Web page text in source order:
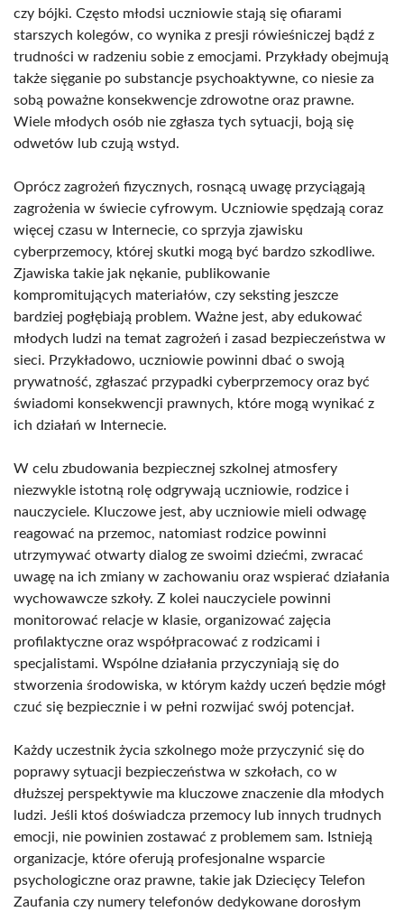
czy bójki. Często młodsi uczniowie stają się ofiarami
starszych kolegów, co wynika z presji rówieśniczej bądź z
trudności w radzeniu sobie z emocjami. Przykłady obejmują
także sięganie po substancje psychoaktywne, co niesie za
sobą poważne konsekwencje zdrowotne oraz prawne.
Wiele młodych osób nie zgłasza tych sytuacji, boją się
odwetów lub czują wstyd.
Oprócz zagrożeń fizycznych, rosnącą uwagę przyciągają
zagrożenia w świecie cyfrowym. Uczniowie spędzają coraz
więcej czasu w Internecie, co sprzyja zjawisku
cyberprzemocy, której skutki mogą być bardzo szkodliwe.
Zjawiska takie jak nękanie, publikowanie
kompromitujących materiałów, czy seksting jeszcze
bardziej pogłębiają problem. Ważne jest, aby edukować
młodych ludzi na temat zagrożeń i zasad bezpieczeństwa w
sieci. Przykładowo, uczniowie powinni dbać o swoją
prywatność, zgłaszać przypadki cyberprzemocy oraz być
świadomi konsekwencji prawnych, które mogą wynikać z
ich działań w Internecie.
W celu zbudowania bezpiecznej szkolnej atmosfery
niezwykle istotną rolę odgrywają uczniowie, rodzice i
nauczyciele. Kluczowe jest, aby uczniowie mieli odwagę
reagować na przemoc, natomiast rodzice powinni
utrzymywać otwarty dialog ze swoimi dziećmi, zwracać
uwagę na ich zmiany w zachowaniu oraz wspierać działania
wychowawcze szkoły. Z kolei nauczyciele powinni
monitorować relacje w klasie, organizować zajęcia
profilaktyczne oraz współpracować z rodzicami i
specjalistami. Wspólne działania przyczyniają się do
stworzenia środowiska, w którym każdy uczeń będzie mógł
czuć się bezpiecznie i w pełni rozwijać swój potencjał.
Każdy uczestnik życia szkolnego może przyczynić się do
poprawy sytuacji bezpieczeństwa w szkołach, co w
dłuższej perspektywie ma kluczowe znaczenie dla młodych
ludzi. Jeśli ktoś doświadcza przemocy lub innych trudnych
emocji, nie powinien zostawać z problemem sam. Istnieją
organizacje, które oferują profesjonalne wsparcie
psychologiczne oraz prawne, takie jak Dziecięcy Telefon
Zaufania czy numery telefonów dedykowane dorosłym